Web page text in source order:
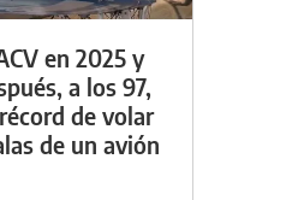
en 2025 y
a los 97,
de volar
de un avión